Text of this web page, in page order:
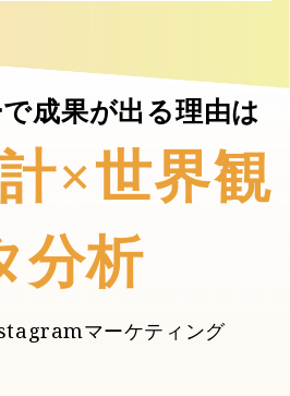
成果が出る理由は
×世界観
分析
マーケティング